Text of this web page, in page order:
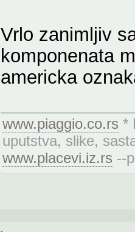
Vrlo zanimljiv
komponenata
americka
www.piaggio.co.rs *
uputstva, slike,
www.placevi.iz.rs --